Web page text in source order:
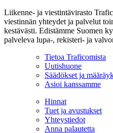
Liikenne- ja viestintävirasto
viestinnän yhteydet ja palvelut
kestävästi. Edistämme Suomen
palveleva lupa-, rekisteri- ja
Tietoa Traficomista
Uutishuone
Säädökset ja
Asioi kanssamme
Hinnat
Tuet ja avustukset
Yhteystiedot
Anna palautetta